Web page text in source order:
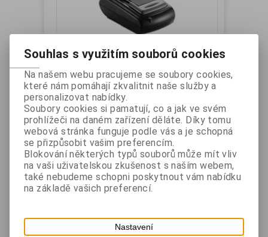
BIXOLON SPP-R200, R200II - dobíjecí
stojánek baterie pro jednu baterii
Výrobce:BIXOLON
Katalogové číslo:
SPPR200IIPBD
Záruka (měsíců): 24 Dostupnost:
Dobíjecí stanice pro jednu baterii tiskárny SPP-
R200II nebo SPP-R200.
Vaše cena s DPH:
Souhlas s využitím souborů cookies
Na našem webu pracujeme se soubory cookies,
které nám pomáhají zkvalitnit naše služby a
personalizovat nabídky.
Soubory cookies si pamatují, co a jak ve svém
prohlížeči na daném zařízení děláte. Díky tomu
webová stránka funguje podle vás a je schopná
se přizpůsobit vašim preferencím.
Blokování některých typů souborů může mít vliv
na vaši uživatelskou zkušenost s naším webem,
také nebudeme schopni poskytnout vám nabídku
na základě vašich preferencí.
Nastavení